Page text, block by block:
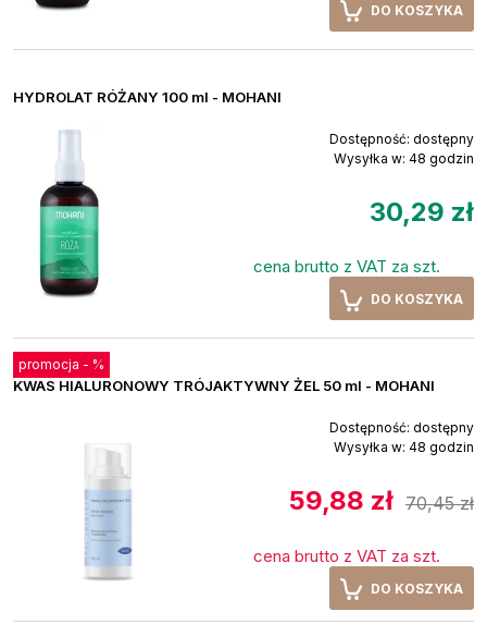
DO KOSZYKA
HYDROLAT RÓŻANY 100 ml - MOHANI
Dostępność: dostępny
Wysyłka w: 48 godzin
30,29 zł
cena brutto z VAT za szt.
DO KOSZYKA
KWAS HIALURONOWY TRÓJAKTYWNY ŻEL 50 ml - MOHANI
Dostępność: dostępny
Wysyłka w: 48 godzin
59,88 zł 70,45 zł
cena brutto z VAT za szt.
DO KOSZYKA
promocja - %